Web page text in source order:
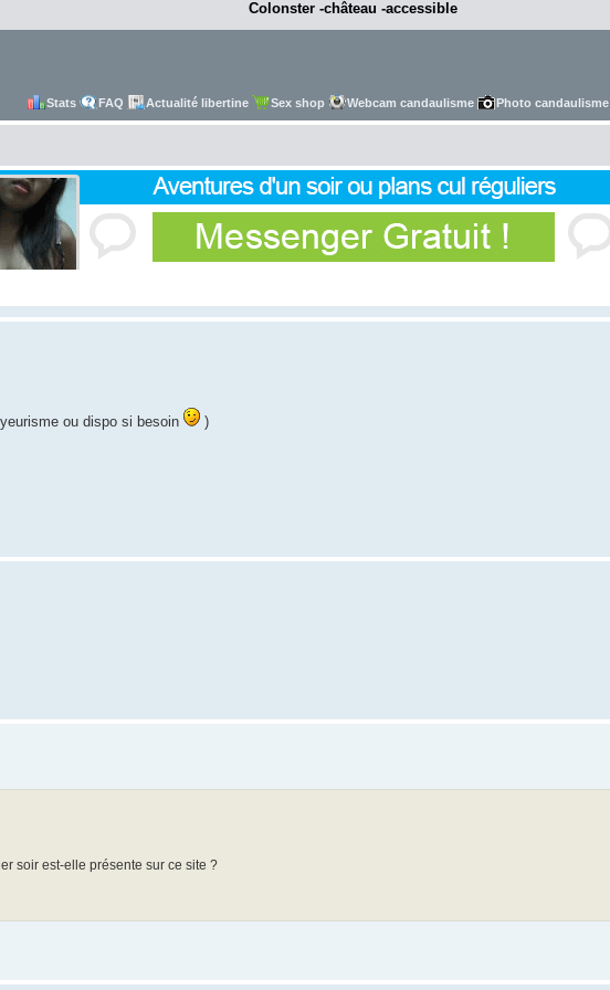
Colonster -château -accessible
Stats FAQ Actualité libertine Sex shop Webcam candaulisme Photo candaulisme
ou dispo si besoin
)
soir est-elle présente sur ce site ?